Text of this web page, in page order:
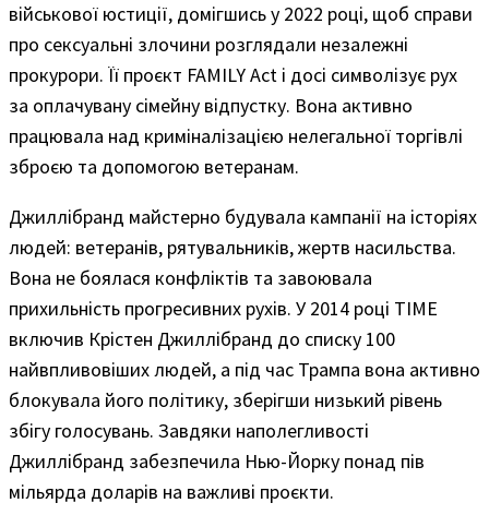
військової юстиції, домігшись у 2022 році, щоб справи
про сексуальні злочини розглядали незалежні
прокурори. Її проєкт FAMILY Act і досі символізує рух
за оплачувану сімейну відпустку. Вона активно
працювала над криміналізацією нелегальної торгівлі
зброєю та допомогою ветеранам.
Джиллібранд майстерно будувала кампанії на історіях
людей: ветеранів, рятувальників, жертв насильства.
Вона не боялася конфліктів та завоювала
прихильність прогресивних рухів. У 2014 році TIME
включив Крістен Джиллібранд до списку 100
найвпливовіших людей, а під час Трампа вона активно
блокувала його політику, зберігши низький рівень
збігу голосувань. Завдяки наполегливості
Джиллібранд забезпечила Нью-Йорку понад пів
мільярда доларів на важливі проєкти.